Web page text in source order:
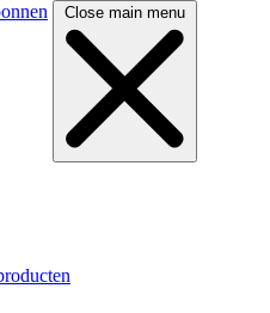
Close main menu